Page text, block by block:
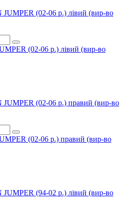
(02-06 р.) лівий (вир-во
(02-06 р.) правий (вир-во